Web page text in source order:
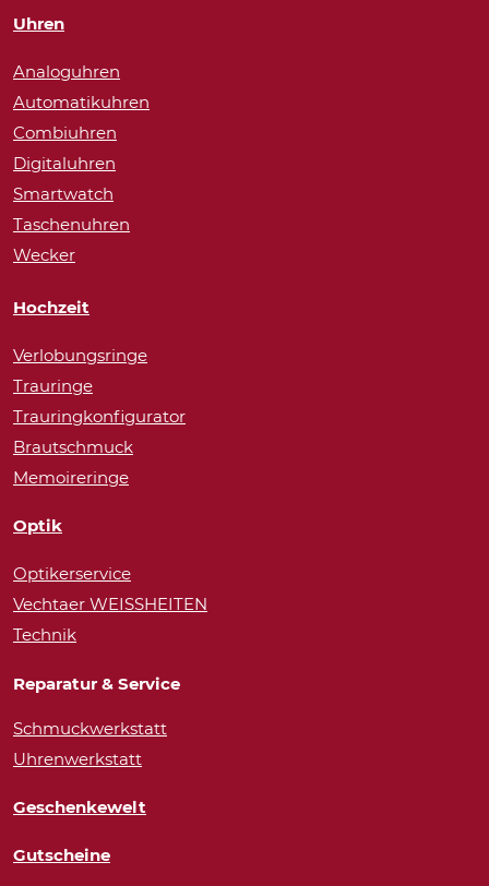
Uhren
Analoguhren
Automatikuhren
Combiuhren
Digitaluhren
Smartwatch
Taschenuhren
Wecker
Hochzeit
Verlobungsringe
Trauringe
Trauringkonfigurator
Brautschmuck
Memoireringe
Optik
Optikerservice
Vechtaer WEISSHEITEN
Technik
Reparatur & Service
Schmuckwerkstatt
Uhrenwerkstatt
Geschenkewelt
Gutscheine